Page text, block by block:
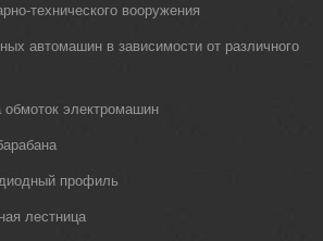
технического вооружения
автомашин в зависимости от различного
электромашин
профиль
лестница